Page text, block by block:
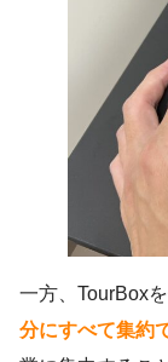
一方、TourBox
分にすべて集約